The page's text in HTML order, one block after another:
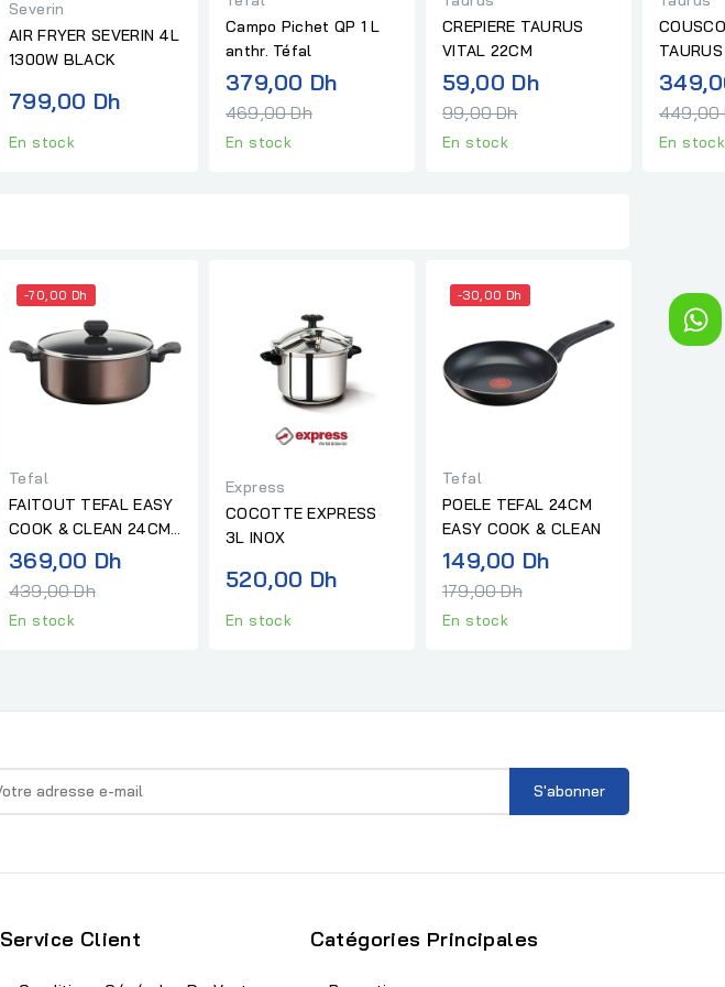
Severin
AIR FRYER SEVERIN 4L
1300W BLACK
799,00 Dh
En stock
Campo Pichet QP 1 L
anthr. Téfal
379,00 DhPrix
469,00 Dh
En stock
CREPIERE TAURUS
VITAL 22CM
59,00 DhPrix
99,00 Dh
En stock
449,00
En stock
-70,00 Dh
Tefal
FAITOUT TEFAL EASY
COOK & CLEAN 24CM
+ COUVERCLE
369,00 DhPrix
439,00 Dh
En stock
Express
COCOTTE EXPRESS
3L INOX
520,00 Dh
En stock
-30,00 Dh
Tefal
POELE TEFAL 24CM
EASY COOK & CLEAN
149,00 DhPrix
179,00 Dh
En stock
Service Client Catégories Principales